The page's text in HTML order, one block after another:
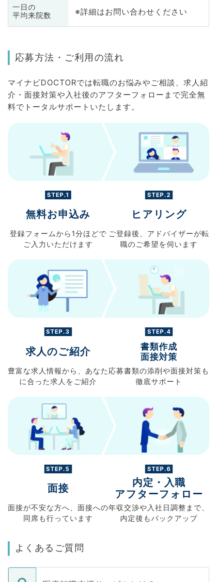
一日の
平均来院数
※詳細はお問い合わせください
応募方法・ご利用の流れ
マイナビDOCTORでは転職のお悩みやご相談、求人紹
介・面接対策や入社後のアフターフォローまで完全無
料でトータルサポートいたします。
STEP.1
無料お申込み
登録フォームから 1分ほどで
ご入力 いただけます
STEP.2
ヒアリング
ご登録後、 アドバイザーが転
職のご希望を伺います
STEP.3
求人のご紹介
豊富な求人情報から、 あなた
に合った求人を ご紹介
STEP.4
書類作成
面接対策
応募書類の添削や面接対策も
徹底サポート
STEP.5
面接
面接が不安な方へ、 面接への
同席も行っています
STEP.6
内定・入職
アフターフォロー
年収交渉や入社日調整まで、
内定後もバックアップ
よくあるご質問